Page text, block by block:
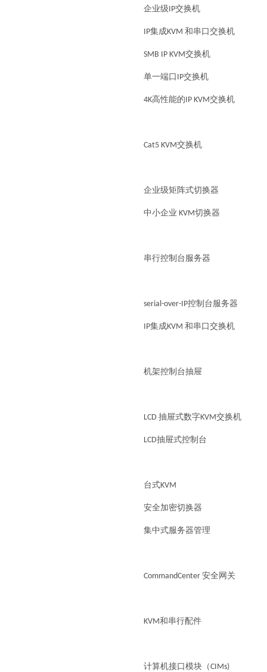
企业级IP交换机
IP集成KVM 和串口交换机
SMB IP KVM交换机
单一端口IP交换机
4K高性能的IP KVM交换机
Cat5 KVM交换机
企业级矩阵式切换器
中小企业 KVM切换器
串行控制台服务器
serial-over-IP控制台服务器
IP集成KVM 和串口交换机
机架控制台抽屉
LCD 抽屉式数字KVM交换机
LCD抽屉式控制台
台式KVM
安全加密切换器
集中式服务器管理
CommandCenter 安全网关
KVM和串行配件
计算机接口模块（CIMs)